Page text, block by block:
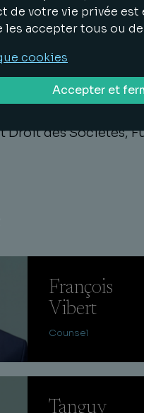
qui contribuent à
et à maximiser
communiqué de
Droit des Sociétés,
François
Vibert
Counsel
Tanguy
de votre vie privée
les accepter tous ou
cookies
Accepter et